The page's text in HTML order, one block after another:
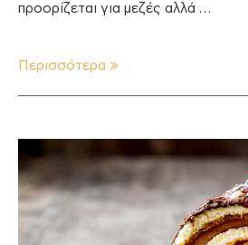
προορίζεται για μεζές αλλά …
Περισσότερα